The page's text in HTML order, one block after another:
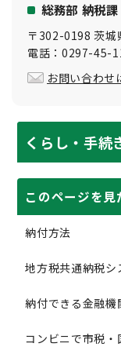
総務部 納税課
〒302-0198 茨城
電話：0297-45-
お問い合わせ
くらし・手続
このページを
納付方法
地方税共通納税シ
納付できる金融機
コンビニで市税